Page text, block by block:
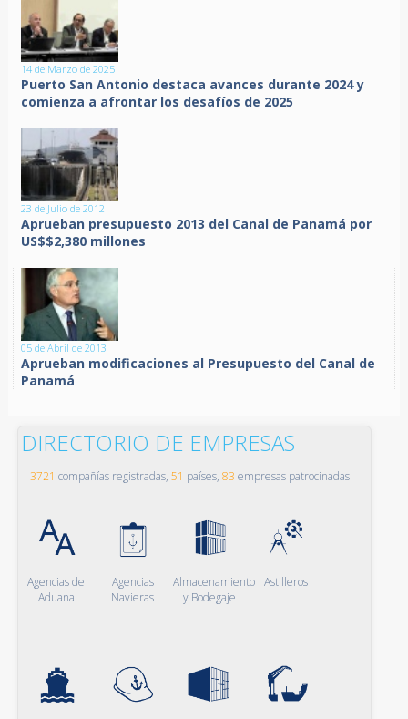
14 de Marzo de 2025
Puerto San Antonio destaca avances durante 2024 y
comienza a afrontar los desafíos de 2025
23 de Julio de 2012
Aprueban presupuesto 2013 del Canal de Panamá por
US$$2,380 millones
05 de Abril de 2013
Aprueban modificaciones al Presupuesto del Canal de
Panamá
DIRECTORIO DE EMPRESAS
3721 compañías registradas, 51 países, 83 empresas patrocinadas
Agencias de
Aduana
Agencias
Navieras
Almacenamiento
y Bodegaje
Astilleros